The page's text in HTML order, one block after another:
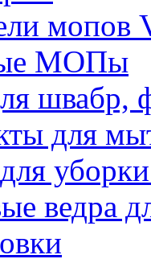
мопов
МОПы
швабр,
для
ведра